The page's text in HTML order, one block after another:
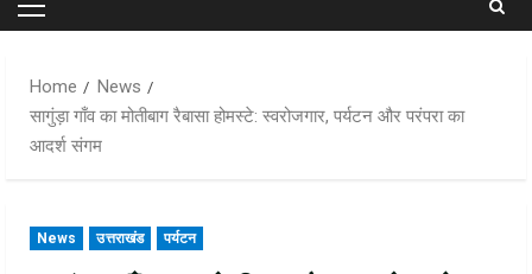
Primary
Home
News
सागुंड़ा गाँव का मोतीबाग रैबासा होमस्टे: स्वरोजगार, पर्यटन और परंपरा का
आदर्श संगम
News उत्तराखंड पर्यटन